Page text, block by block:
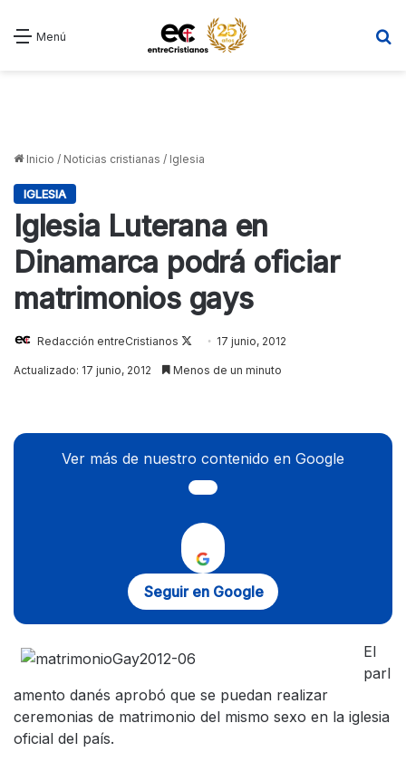
Menú
Inicio / Noticias cristianas / Iglesia
IGLESIA
Iglesia Luterana en
Dinamarca podrá oficiar
matrimonios gays
Redacción entreCristianos
Follow17 junio, 2012
Actualizado: 17 junio, 2012 Menos de un minuto
Ver más de nuestro contenido en Google
Seguir en Google
El
parl
amento danés aprobó que se puedan realizar
ceremonias de matrimonio del mismo sexo en la iglesia
oficial del país.